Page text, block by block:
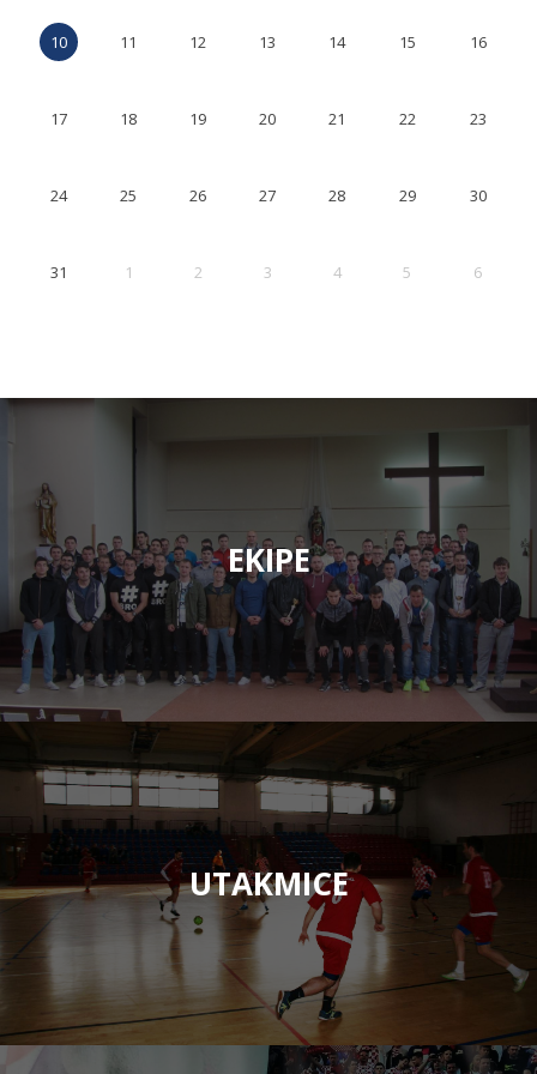
10 11 12 13 14 15 16
17 18 19 20 21 22 23
24 25 26 27 28 29 30
31 1 2 3 4 5 6
EKIPE
UTAKMICE